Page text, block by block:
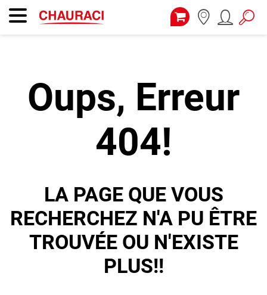
Oups, Erreur
404!
LA PAGE QUE VOUS
RECHERCHEZ N'A PU ÊTRE
TROUVÉE OU N'EXISTE
PLUS!!